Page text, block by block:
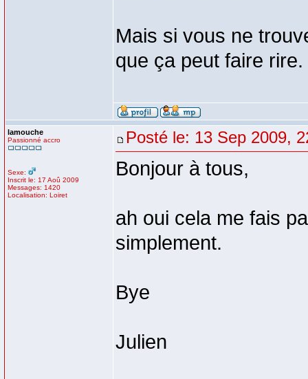
Mais si vous ne
que ça peut faire rire.
lamouche
Passionné accro
Sexe:
Inscrit le: 17 Aoû 2009
Messages: 1420
Localisation: Loiret
Posté le: 13 Sep 2009,
Bonjour à tous,
ah oui cela me fais
simplement.
Bye
Julien